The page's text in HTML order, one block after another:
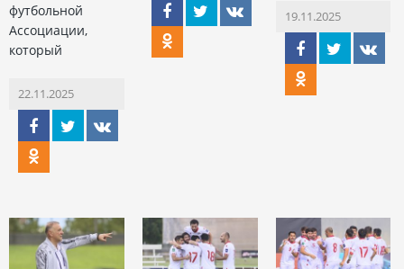
футбольной
Ассоциации,
который
22.11.2025
19.11.2025